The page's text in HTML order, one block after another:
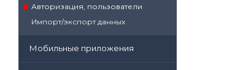
Авторизация, пользователи
Импорт/экспорт данных
Мобильные приложения